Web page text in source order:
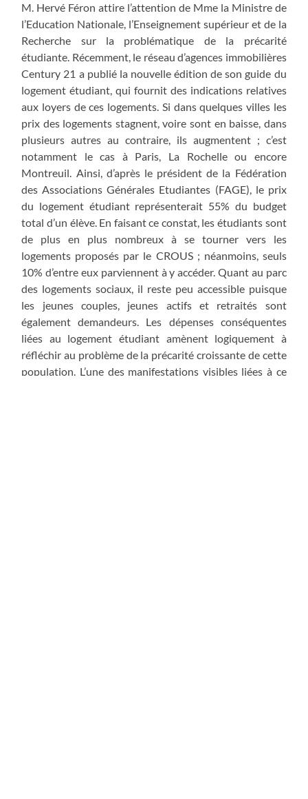
M. Hervé Féron attire l’attention de Mme la Ministre de
l’Education Nationale, l’Enseignement supérieur et de la
Recherche sur la problématique de la précarité
étudiante. Récemment, le réseau d’agences immobilières
Century 21 a publié la nouvelle édition de son guide du
logement étudiant, qui fournit des indications relatives
aux loyers de ces logements. Si dans quelques villes les
prix des logements stagnent, voire sont en baisse, dans
plusieurs autres au contraire, ils augmentent ; c’est
notamment le cas à Paris, La Rochelle ou encore
Montreuil. Ainsi, d’après le président de la Fédération
des Associations Générales Etudiantes (FAGE), le prix
du logement étudiant représenterait 55% du budget
total d’un élève. En faisant ce constat, les étudiants sont
de plus en plus nombreux à se tourner vers les
logements proposés par le CROUS ; néanmoins, seuls
10% d’entre eux parviennent à y accéder. Quant au parc
des logements sociaux, il reste peu accessible puisque
les jeunes couples, jeunes actifs et retraités sont
également demandeurs. Les dépenses conséquentes
liées au logement étudiant amènent logiquement à
réfléchir au problème de la précarité croissante de cette
population. L’une des manifestations visibles liées à ce